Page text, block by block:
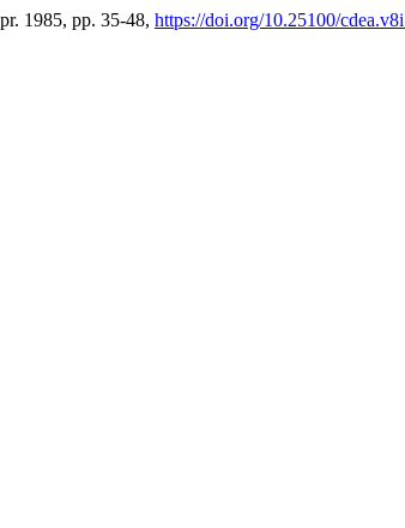
1985, pp. 35-48, https://doi.org/10.25100/